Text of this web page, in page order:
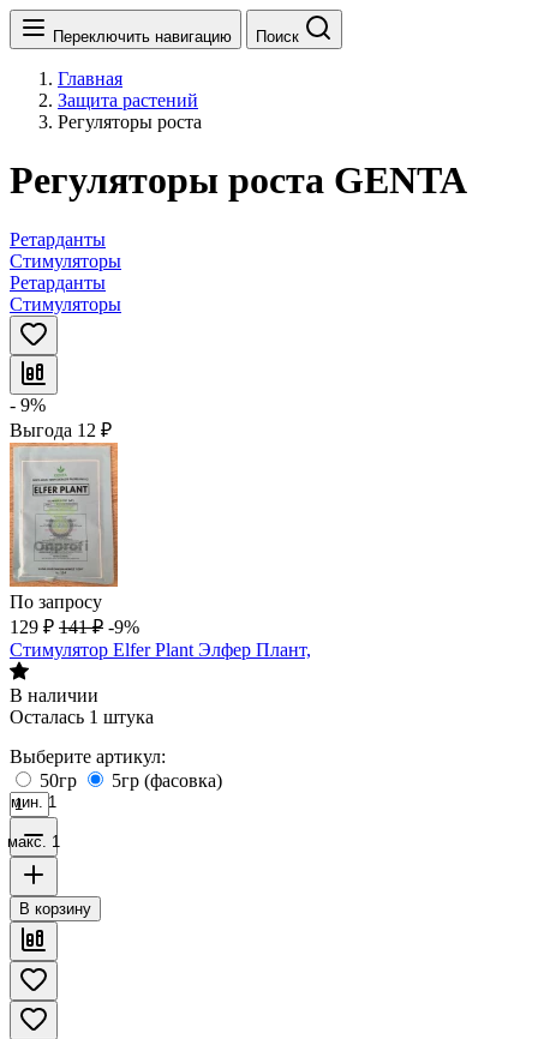
Переключить навигацию Поиск
Главная
Защита растений
Регуляторы роста
Регуляторы роста GENTA
Ретарданты
Стимуляторы
Ретарданты
Стимуляторы
- 9%
Выгода 12 ₽
По запросу
129 ₽ 141 ₽ -9%
Стимулятор Elfer Plant Элфер Плант,
В наличии
Осталась 1 штука
Выберите артикул:
50гр
5гр (фасовка)
мин. 1
макс. 1
В корзину